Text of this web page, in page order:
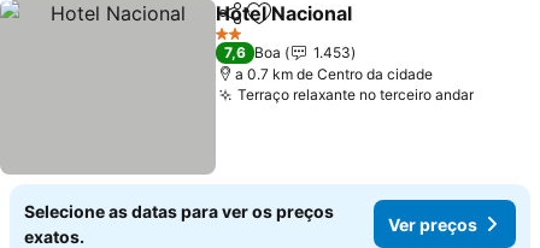
PartilharAdicionar aos favoritos
Hotel Nacional
2 Estrelas
7,6 Boa
1.453
a 0.7 km de Centro da cidade
Terraço relaxante no terceiro andar
Selecione as datas para ver os preços
exatos.
Ver preços